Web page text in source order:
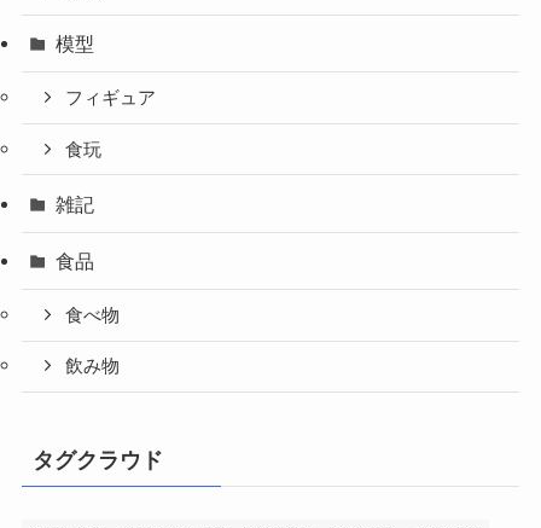
模型
フィギュア
食玩
雑記
食品
食べ物
飲み物
タグクラウド